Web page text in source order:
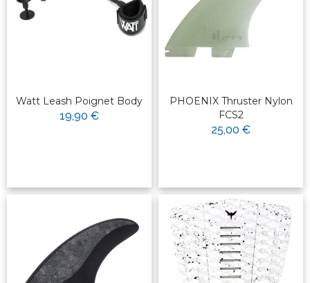
Watt Leash Poignet Body
19,90 €
PHOENIX Thruster Nylon
FCS2
25,00 €